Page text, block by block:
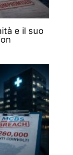
e il suo